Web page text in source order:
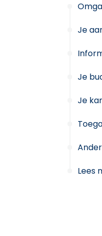
Je
Je
Je
Lees